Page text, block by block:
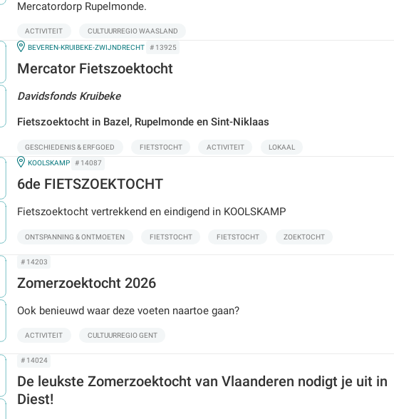
Mercatordorp Rupelmonde.
ACTIVITEIT CULTUURREGIO WAASLAND
IN
BEVEREN-KRUIBEKE-ZWIJNDRECHT # 13925
Mercator Fietszoektocht
Davidsfonds Kruibeke
Fietszoektocht in Bazel, Rupelmonde en Sint-Niklaas
GESCHIEDENIS & ERFGOED FIETSTOCHT ACTIVITEIT LOKAAL
IN
KOOLSKAMP # 14087
6de FIETSZOEKTOCHT
Fietszoektocht vertrekkend en eindigend in KOOLSKAMP
ONTSPANNING & ONTMOETEN FIETSTOCHT FIETSTOCHT ZOEKTOCHT
# 14203
Zomerzoektocht 2026
Ook benieuwd waar deze voeten naartoe gaan?
ACTIVITEIT CULTUURREGIO GENT
# 14024
De leukste Zomerzoektocht van Vlaanderen nodigt je uit in
Diest!